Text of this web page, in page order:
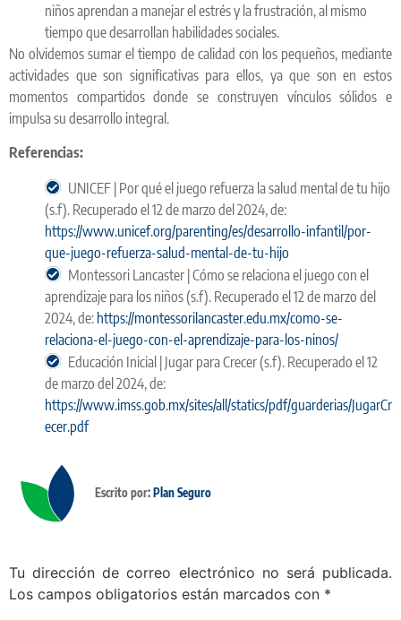
niños aprendan a manejar el estrés y la frustración, al mismo
tiempo que desarrollan habilidades sociales.
No olvidemos sumar el tiempo de calidad con los pequeños, mediante
actividades que son significativas para ellos, ya que son en estos
momentos compartidos donde se construyen vínculos sólidos e
impulsa su desarrollo integral.
Referencias:
UNICEF | Por qué el juego refuerza la salud mental de tu hijo
(s.f). Recuperado el 12 de marzo del 2024, de:
https://www.unicef.org/parenting/es/desarrollo-infantil/por-
que-juego-refuerza-salud-mental-de-tu-hijo
Montessori Lancaster | Cómo se relaciona el juego con el
aprendizaje para los niños (s.f). Recuperado el 12 de marzo del
2024, de: https://montessorilancaster.edu.mx/como-se-
relaciona-el-juego-con-el-aprendizaje-para-los-ninos/
Educación Inicial | Jugar para Crecer (s.f). Recuperado el 12
de marzo del 2024, de:
https://www.imss.gob.mx/sites/all/statics/pdf/guarderias/JugarCr
ecer.pdf
Escrito por: Plan Seguro
Tu dirección de correo electrónico no será publicada.
Los campos obligatorios están marcados con *